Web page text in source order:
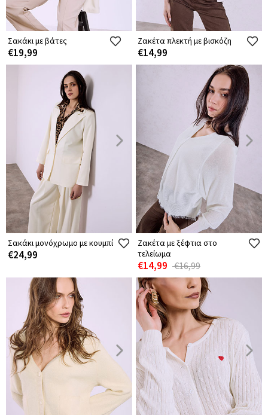
Σακάκι με βάτες
€19,99
Ζακέτα πλεκτή με βισκόζη
€14,99
Σακάκι μονόχρωμο με κουμπί
€24,99
Ζακέτα με ξέφτια στο
τελείωμα
€14,99 €16,99